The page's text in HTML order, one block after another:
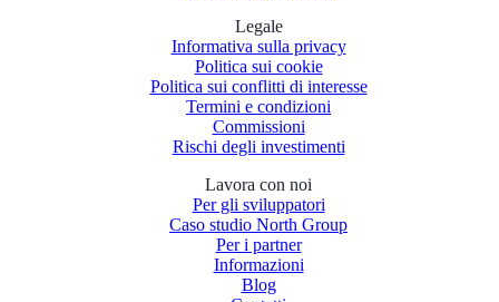
Legale
Informativa sulla privacy
Politica sui cookie
Politica sui conflitti di interesse
Termini e condizioni
Commissioni
Rischi degli investimenti
Lavora con noi
Per gli sviluppatori
Caso studio North Group
Per i partner
Informazioni
Blog